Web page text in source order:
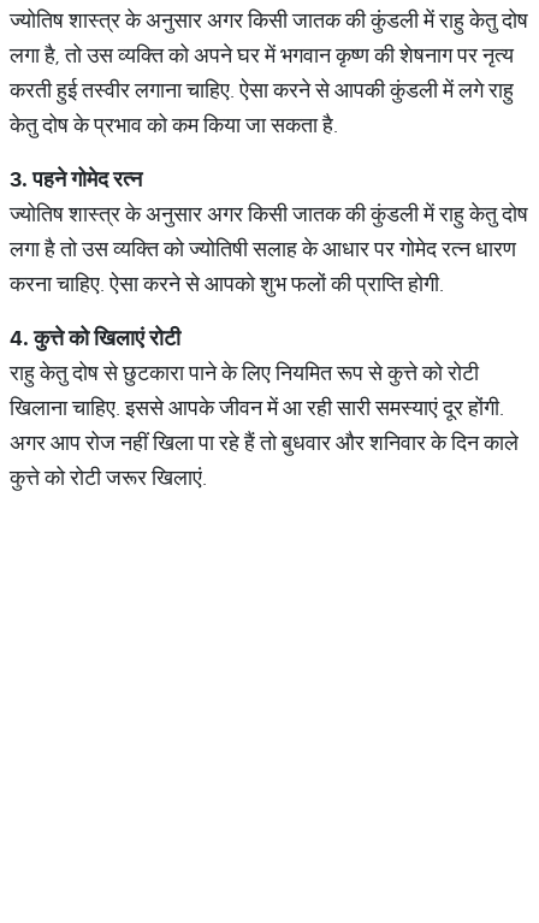
ज्योतिष शास्त्र के अनुसार अगर किसी जातक की कुंडली में राहु केतु दोष
लगा है, तो उस व्यक्ति को अपने घर में भगवान कृष्ण की शेषनाग पर नृत्य
करती हुई तस्वीर लगाना चाहिए. ऐसा करने से आपकी कुंडली में लगे राहु
केतु दोष के प्रभाव को कम किया जा सकता है.
3.पहनेगोमेदरत्न
ज्योतिष शास्त्र के अनुसार अगर किसी जातक की कुंडली में राहु केतु दोष
लगा है तो उस व्यक्ति को ज्योतिषी सलाह के आधार पर गोमेद रत्न धारण
करना चाहिए. ऐसा करने से आपको शुभ फलों की प्राप्ति होगी.
4.कुत्तेकोखिलाएंरोटी
राहु केतु दोष से छुटकारा पाने के लिए नियमित रूप से कुत्ते को रोटी
खिलाना चाहिए. इससे आपके जीवन में आ रही सारी समस्याएं दूर होंगी.
अगर आप रोज नहीं खिला पा रहे हैं तो बुधवार और शनिवार के दिन काले
कुत्ते को रोटी जरूर खिलाएं.